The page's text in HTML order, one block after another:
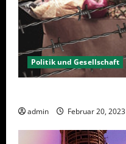
Politik und Gesellschaft
admin Februar 20, 2023